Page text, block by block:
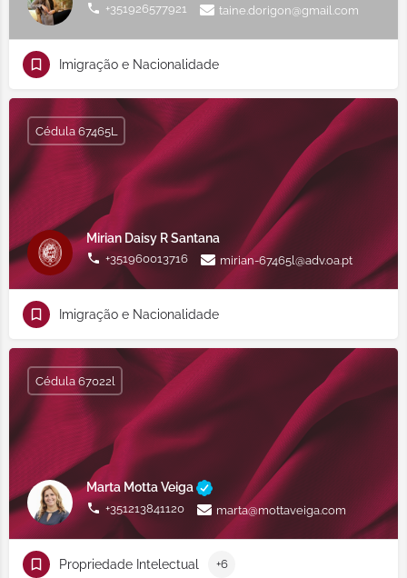
+351926577921 taine.dorigon@gmail.com
Imigração e Nacionalidade
Mirian Daisy R Santana
+351960013716 mirian-67465l@adv.oa.pt
Cédula 67465L
Imigração e Nacionalidade
Marta Motta Veiga
+351213841120 marta@mottaveiga.com
Cédula 67022l
Propriedade Intelectual +6